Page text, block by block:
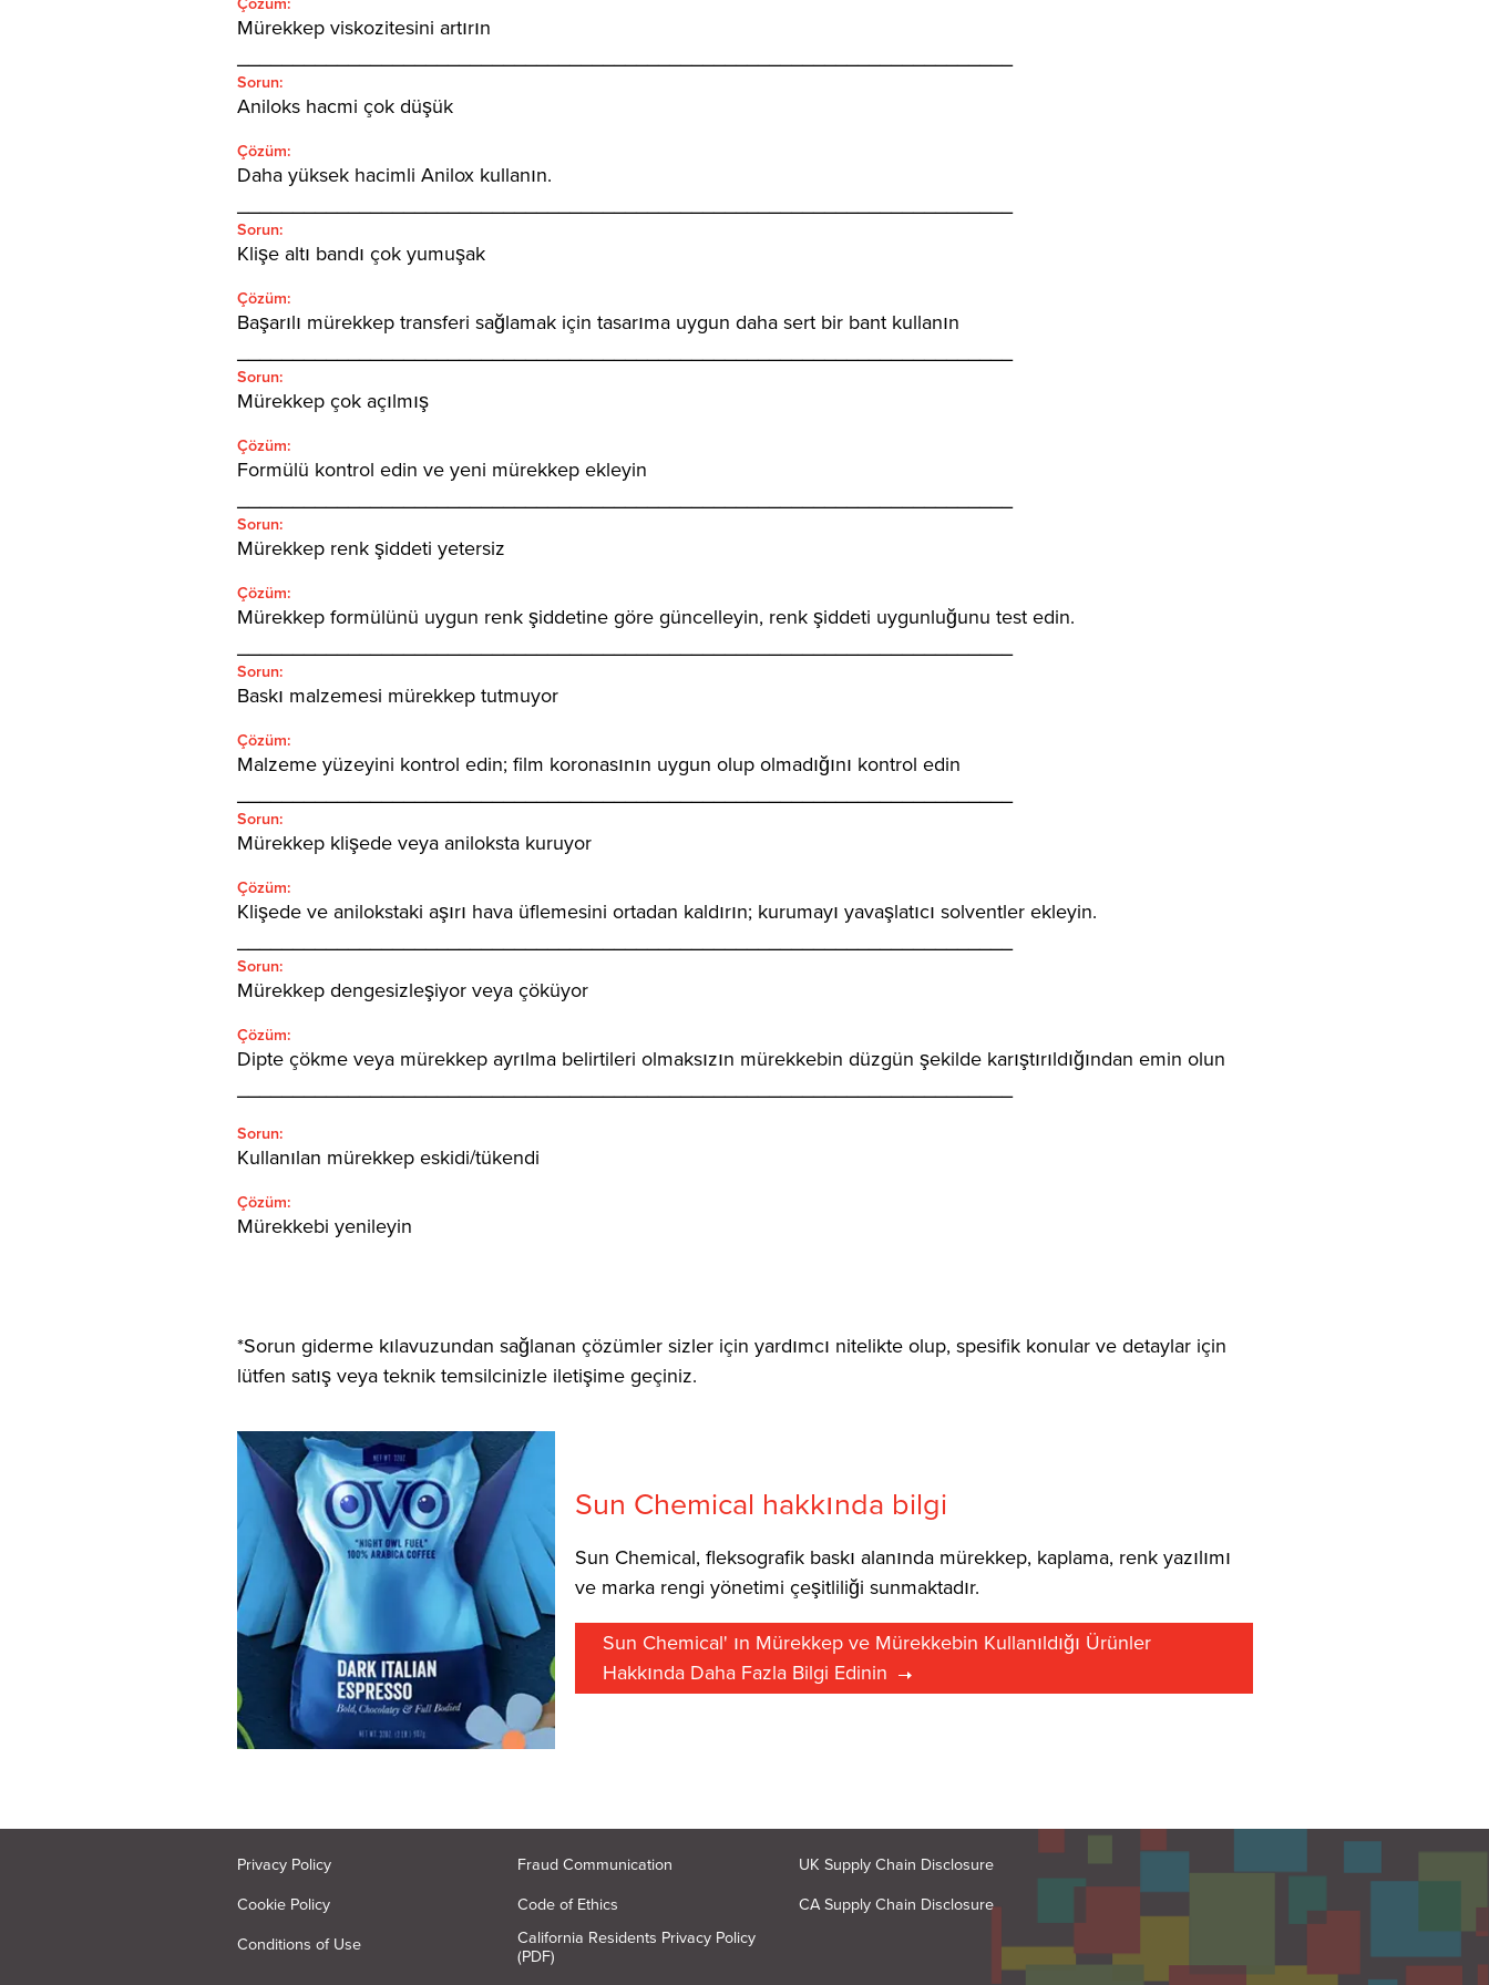
Mürekkep viskozitesini artırın
Sorun:
Aniloks hacmi çok düşük
Çözüm:
Daha yüksek hacimli Anilox kullanın.
Sorun:
Klişe altı bandı çok yumuşak
Çözüm:
Başarılı mürekkep transferi sağlamak için tasarıma uygun daha sert bir bant kullanın
Sorun:
Mürekkep çok açılmış
Çözüm:
Formülü kontrol edin ve yeni mürekkep ekleyin
Sorun:
Mürekkep renk şiddeti yetersiz
Çözüm:
Mürekkep formülünü uygun renk şiddetine göre güncelleyin, renk şiddeti uygunluğunu test edin.
Sorun:
Baskı malzemesi mürekkep tutmuyor
Çözüm:
Malzeme yüzeyini kontrol edin; film koronasının uygun olup olmadığını kontrol edin
Sorun:
Mürekkep klişede veya aniloksta kuruyor
Çözüm:
Klişede ve anilokstaki aşırı hava üflemesini ortadan kaldırın; kurumayı yavaşlatıcı solventler ekleyin.
Sorun:
Mürekkep dengesizleşiyor veya çöküyor
Çözüm:
Dipte çökme veya mürekkep ayrılma belirtileri olmaksızın mürekkebin düzgün şekilde karıştırıldığından emin olun
Sorun:
Kullanılan mürekkep eskidi/tükendi
Çözüm:
Mürekkebi yenileyin
*Sorun giderme kılavuzundan sağlanan çözümler sizler için yardımcı nitelikte olup, spesifik konular ve detaylar için
lütfen satış veya teknik temsilcinizle iletişime geçiniz.
Sun Chemical hakkında bilgi
Sun Chemical, fleksografik baskı alanında mürekkep, kaplama, renk yazılımı
ve marka rengi yönetimi çeşitliliği sunmaktadır.
Sun Chemical' ın Mürekkep ve Mürekkebin Kullanıldığı Ürünler
Hakkında Daha Fazla Bilgi Edinin
Privacy Policy Fraud Communication UK Supply Chain Disclosure
Cookie Policy Code of Ethics CA Supply Chain Disclosure
Conditions of Use
California Residents Privacy Policy
(PDF)